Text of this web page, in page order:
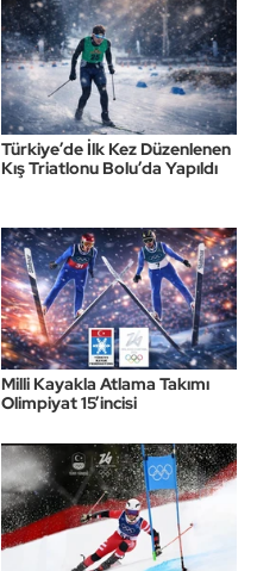
Türkiye’de İlk Kez Düzenlenen
Kış Triatlonu Bolu’da Yapıldı
Milli Kayakla Atlama Takımı
Olimpiyat 15’incisi